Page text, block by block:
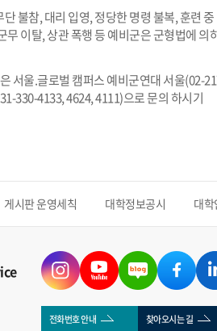
불참, 대리 입영, 정당한 명령 불복, 훈련 중
무 이탈, 상관 폭행 등 예비군은 군형법에 의
서울.글로벌 캠퍼스 예비군연대 서울(02-
330-4133, 4624, 4111)으로 문의 하시기
게시판 운영세칙 대학정보공시 대
전화번호 안내 찾아오시는 길